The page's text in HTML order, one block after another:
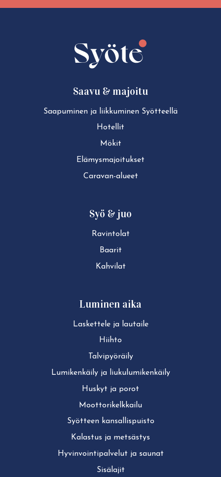
Saavu & majoitu
Saapuminen ja liikkuminen Syötteellä
Hotellit
Mökit
Elä­mys­ma­joi­tuk­set
Caravan-alueet
Syö & juo
Ravintolat
Baarit
Kahvilat
Luminen aika
Laskettele ja lautaile
Hiihto
Tal­vi­pyö­räi­ly
Lu­mi­ken­käi­ly ja liu­ku­lu­mi­ken­käi­ly
Huskyt ja porot
Moot­to­ri­kelk­kai­lu
Syötteen kan­sal­lis­puis­to
Kalastus ja metsästys
Hy­vin­voin­ti­pal­ve­lut ja saunat
Sisälajit